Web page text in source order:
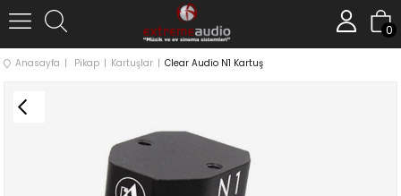
0
Anasayfa Pikap Kartuşlar Clear Audio N1 Kartuş